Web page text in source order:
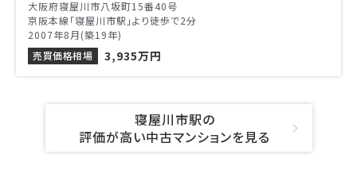
大阪府寝屋川市八坂町15番40号
京阪本線「寝屋川市駅」より徒歩で2分
2007年8月(築19年)
売買価格相場
3,935万円
寝屋川市駅の
評価が高い中古マンションを見る